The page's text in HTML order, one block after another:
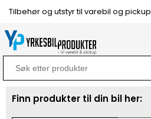
Tilbehør og utstyr til varebil og pickup
Search
for:
Finn produkter til din bil her: